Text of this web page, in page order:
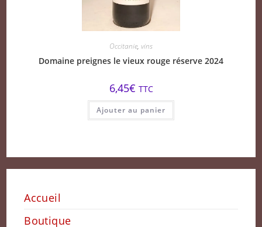
Occitanie, vins
Domaine preignes le vieux rouge réserve 2024
6,45€ TTC
Ajouter au panier
Accueil
Boutique